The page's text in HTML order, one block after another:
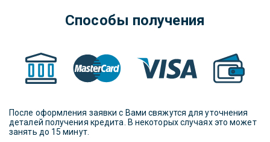
Способы получения
После оформления заявки с Вами свяжутся для уточнения
деталей получения кредита. В некоторых случаях это может
занять до 15 минут.